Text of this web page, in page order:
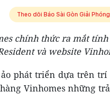
Theo dõi Báo Sài Gòn Giải
chính thức ra mắt
và website
phát triển dựa trên trí
Vinhomes những